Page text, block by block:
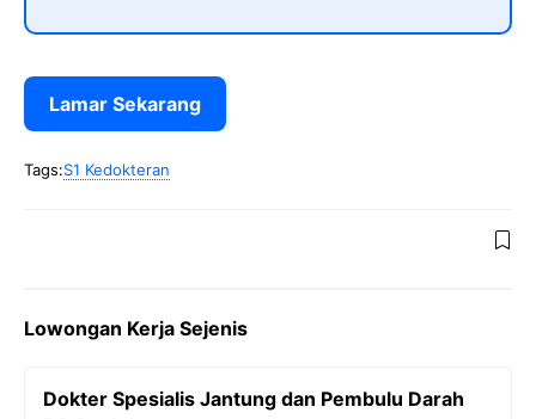
Lamar Sekarang
Tags:S1 Kedokteran
Lowongan Kerja Sejenis
Dokter Spesialis Jantung dan Pembulu Darah